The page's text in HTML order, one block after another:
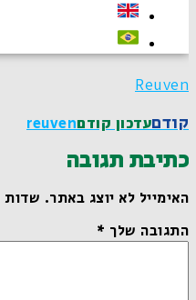
Reuven
קודםעדכון קודםReuven
כתיבת תגובה
האימייל לא יוצג באתר.שדות
התגובה שלך*